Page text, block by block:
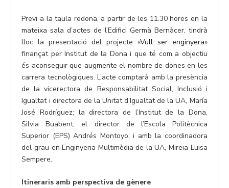
Previ a la taula redona, a partir de les 11.30 hores en la
mateixa sala d’actes de l’Edifici Germà Bernàcer, tindrà
lloc la presentació del projecte «Vull ser enginyera»
finançat per Institut de la Dona i que té com a objectiu
és aconseguir que augmente el nombre de dones en les
carrera tecnològiques. L’acte comptarà amb la presència
de la vicerectora de Responsabilitat Social, Inclusió i
Igualtat i directora de la Unitat d’Igualtat de la UA, María
José Rodríguez; la directora de l’Institut de la Dona,
Silvia Buabent; el director de l’Escola Politècnica
Superior (EPS) Andrés Montoyo; i amb la coordinadora
del grau en Enginyeria Multimèdia de la UA, Mireia Luisa
Sempere.
Itineraris amb perspectiva de gènere